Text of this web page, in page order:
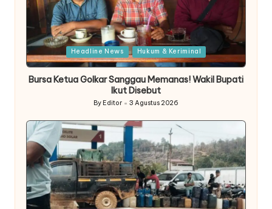
Posted
in
Headline News Hukum & Keriminal
Bursa Ketua Golkar Sanggau Memanas! Wakil Bupati
Ikut Disebut
Posted
by
By Editor 3 Agustus 2026